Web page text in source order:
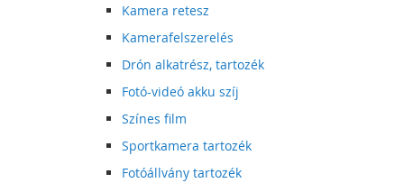
Kamera retesz
Kamerafelszerelés
Drón alkatrész, tartozék
Fotó-videó akku szíj
Színes film
Sportkamera tartozék
Fotóállvány tartozék